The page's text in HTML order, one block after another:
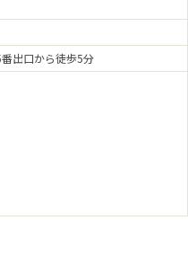
出口から徒歩5分